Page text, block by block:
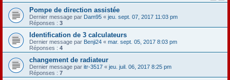
Pompe de direction assistée
Dernier message par Dam95 « jeu. sept. 07, 2017 11:03 pm
Réponses : 3
Identification de 3 calculateurs
Dernier message par Benji24 « mar. sept. 05, 2017 8:03 pm
Réponses : 4
changement de radiateur
Dernier message par itr-3517 « jeu. juil. 06, 2017 8:25 pm
Réponses : 7